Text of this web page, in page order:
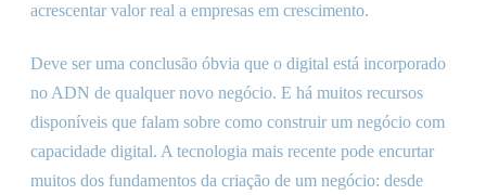
acrescentar valor real a empresas em crescimento.
Deve ser uma conclusão óbvia que o digital está incorporado
no ADN de qualquer novo negócio. E há muitos recursos
disponíveis que falam sobre como construir um negócio com
capacidade digital. A tecnologia mais recente pode encurtar
muitos dos fundamentos da criação de um negócio: desde